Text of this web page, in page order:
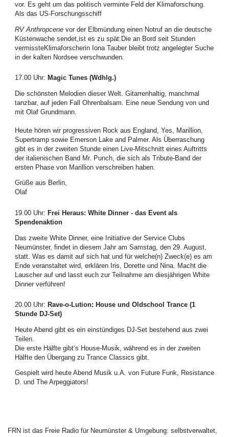
vor. Es geht um das politisch verminte Feld der Klimaforschung.
Als das US-Forschungsschiff
RV Anthropcene vor der Elbmündung einen Notruf an die deutsche
Küstenwache sendet,ist es zu spät:Die an Bord seit Stunden
vermissteKlimaforscherin Iona Tauber bleibt trotz angelegter Suche
in der kalten Nordsee verschwunden
17.00 Uhr: Magic Tunes (Wdhlg.)
Die schönsten Melodien dieser Welt. Gitarrenhaltig, manchmal
tanzbar, auf jeden Fall Ohrenbalsam. Eine neue Sendung von und
mit Olaf Grundmann.
Heute hören wir progressiven Rock aus England, Yes, Marillion,
Supertramp sowie Emerson Lake and Palmer. Als Überraschung
gibt es in der zweiten Stunde einen Live-Mitschnitt eines Auftritts
der italienischen Band Mr. Punch, die sich als Tribute-Band der
ersten Phase von Marillion verschreiben haben.
Grüße aus Berlin,
Olaf
19.00 Uhr: Frei Heraus: White Dinner - das Event als
Spendenaktion
Das zweite White Dinner, eine Initiative der Service Clubs
Neumünster, findet in diesem Jahr am Samstag, den 29. August,
statt. Was es damit auf sich hat und für welche(n) Zweck(e) es am
Ende veranstaltet wird, erklären Iris, Dorette und Nina. Macht die
Lauscher auf und lasst euch zur Teilnahme am diesjährigen White
Dinner verführen!
20.00 Uhr: Rave-o-Lution: House und Oldschool Trance (1
Stunde DJ-Set)
Heute Abend gibt es ein einstündiges DJ-Set bestehend aus zwei
Teilen.
Die erste Hälfte gibt‘s House-Musik, während es in der zweiten
Hälfte den Übergang zu Trance Classics gibt.
Gespielt wird heute Abend Musik u.A. von Future Funk, Resistance
D. und The Arpeggiators!
FRN ist das Freie Radio für Neumünster & Umgebung: selbstverwaltet,